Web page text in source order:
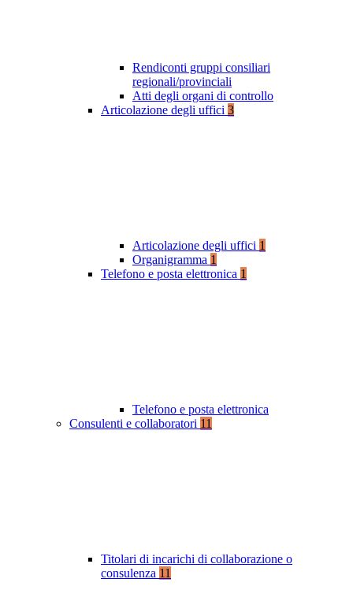
Rendiconti gruppi consiliari
regionali/provinciali
Atti degli organi di controllo
Articolazione degli uffici 3
Articolazione degli uffici 1
Organigramma 1
Telefono e posta elettronica 1
Telefono e posta elettronica
Consulenti e collaboratori 11
Titolari di incarichi di collaborazione o
consulenza 11